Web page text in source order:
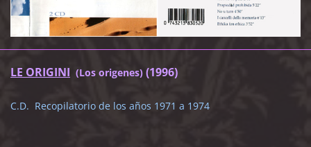
LE ORIGINI (Los origenes) (1996)
C.D. Recopilatorio de los años 1971 a 1974